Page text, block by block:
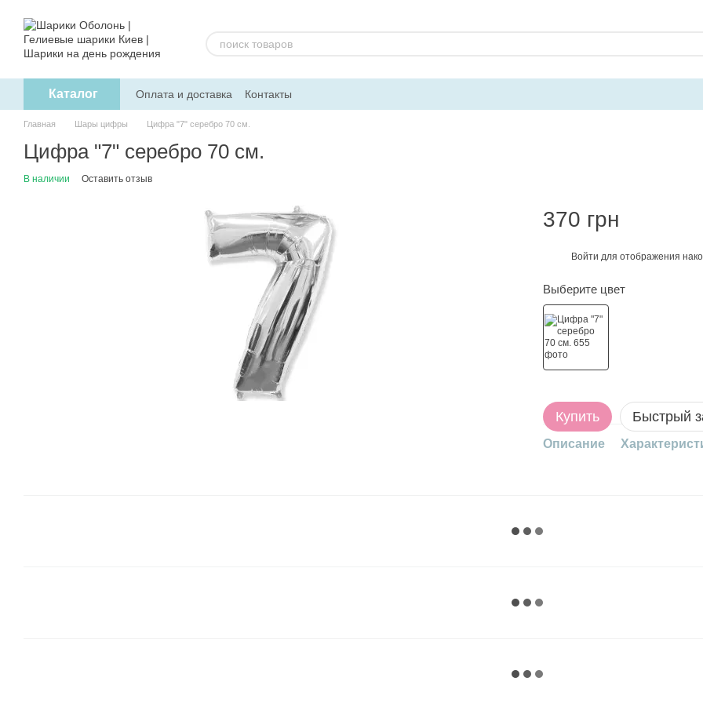
Каталог Оплата и доставка Контакты
Главная Шары цифры Цифра "7" серебро 70 см.
Цифра "7" серебро 70 см.
В наличии Оставить отзыв
370 грн
Войти для отображения
Выберите цвет
Купить Быстрый
Описание